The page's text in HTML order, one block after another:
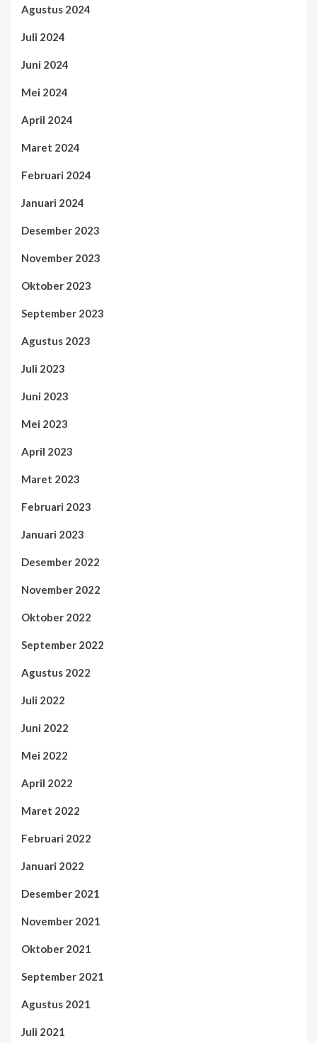
Agustus 2024
Juli 2024
Juni 2024
Mei 2024
April 2024
Maret 2024
Februari 2024
Januari 2024
Desember 2023
November 2023
Oktober 2023
September 2023
Agustus 2023
Juli 2023
Juni 2023
Mei 2023
April 2023
Maret 2023
Februari 2023
Januari 2023
Desember 2022
November 2022
Oktober 2022
September 2022
Agustus 2022
Juli 2022
Juni 2022
Mei 2022
April 2022
Maret 2022
Februari 2022
Januari 2022
Desember 2021
November 2021
Oktober 2021
September 2021
Agustus 2021
Juli 2021